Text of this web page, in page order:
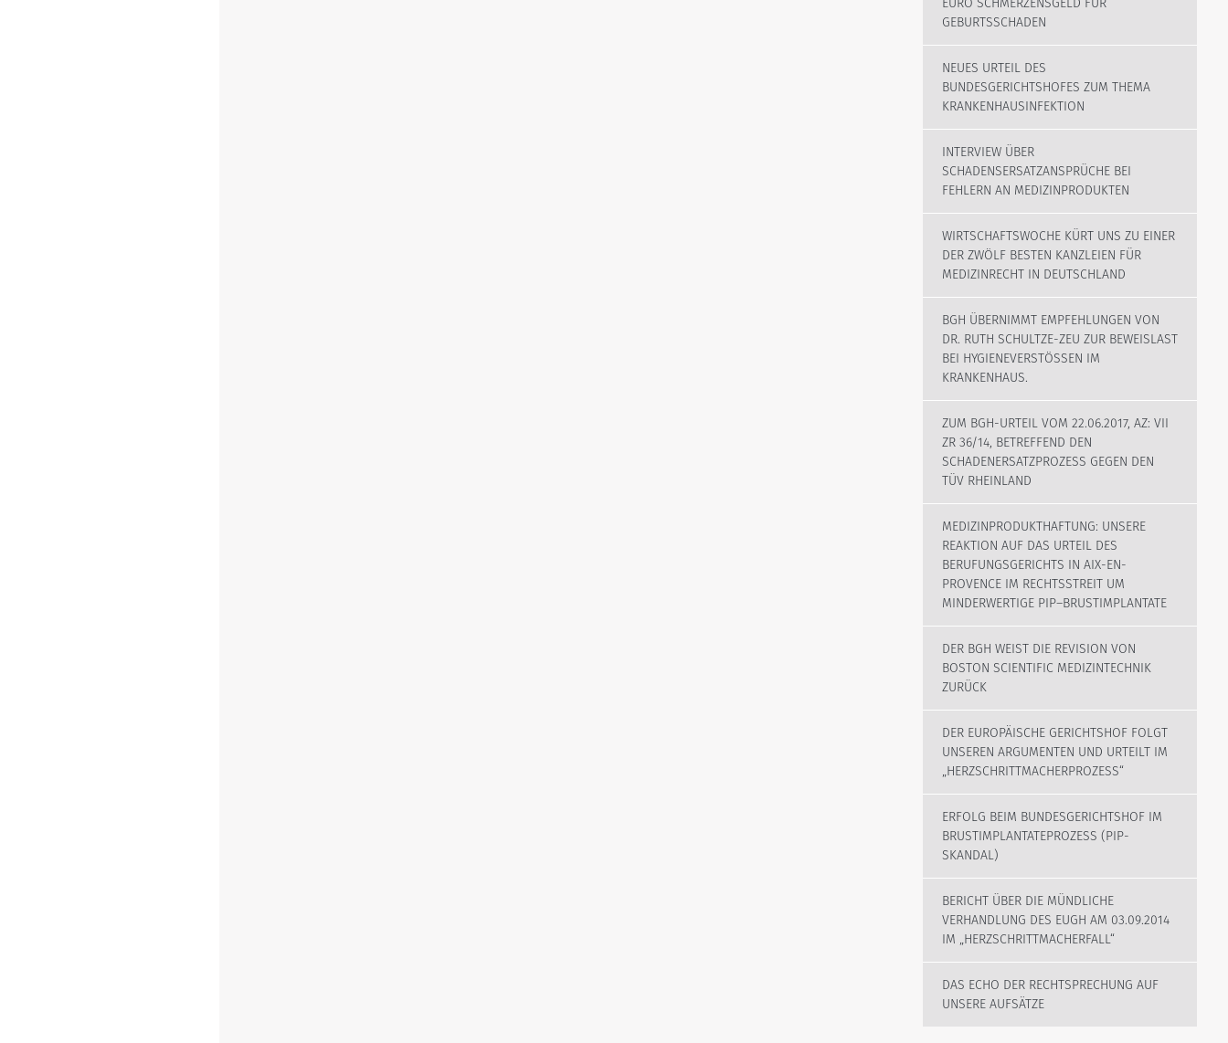
EURO SCHMERZENSGELD FÜR
GEBURTSSCHADEN
NEUES URTEIL DES
BUNDESGERICHTSHOFES ZUM THEMA
KRANKENHAUSINFEKTION
INTERVIEW ÜBER
SCHADENSERSATZANSPRÜCHE BEI
FEHLERN AN MEDIZINPRODUKTEN
WIRTSCHAFTSWOCHE KÜRT UNS ZU EINER
DER ZWÖLF BESTEN KANZLEIEN FÜR
MEDIZINRECHT IN DEUTSCHLAND
BGH ÜBERNIMMT EMPFEHLUNGEN VON
DR. RUTH SCHULTZE-ZEU ZUR BEWEISLAST
BEI HYGIENEVERSTÖSSEN IM K
RANKENHAUS.
ZUM BGH-URTEIL VOM 22.06.2017, AZ: VII
ZR 36/14, BETREFFEND DEN
SCHADENERSATZPROZESS GEGEN DEN
TÜV RHEINLAND
MEDIZINPRODUKTHAFTUNG: UNSERE
REAKTION AUF DAS URTEIL DES
BERUFUNGSGERICHTS IN AIX-EN-
PROVENCE IM RECHTSSTREIT UM
MINDERWERTIGE PIP–BRUSTIMPLANTATE
DER BGH WEIST DIE REVISION VON
BOSTON SCIENTIFIC MEDIZINTECHNIK
ZURÜCK
DER EUROPÄISCHE GERICHTSHOF FOLGT
UNSEREN ARGUMENTEN UND URTEILT IM
„HERZSCHRITTMACHERPROZESS“
ERFOLG BEIM BUNDESGERICHTSHOF IM
BRUSTIMPLANTATEPROZESS (PIP-
SKANDAL)
BERICHT ÜBER DIE MÜNDLICHE
VERHANDLUNG DES EUGH AM 03.09.2014
IM „HERZSCHRITTMACHERFALL“
DAS ECHO DER RECHTSPRECHUNG AUF
UNSERE AUFSÄTZE